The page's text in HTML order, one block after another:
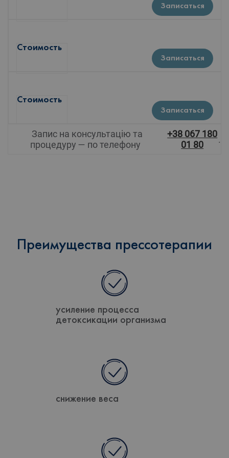
Записаться
Стоимость
Записаться
Стоимость
Записаться
Запис на консультацію та
процедуру — по телефону
+38 067 180
01 80
.
Преимущества прессотерапии
усиление процесса
детоксикации организма
снижение веса